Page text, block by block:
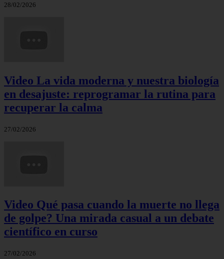
28/02/2026
Video La vida moderna y nuestra biología
en desajuste: reprogramar la rutina para
recuperar la calma
27/02/2026
Video Qué pasa cuando la muerte no llega
de golpe? Una mirada casual a un debate
científico en curso
27/02/2026